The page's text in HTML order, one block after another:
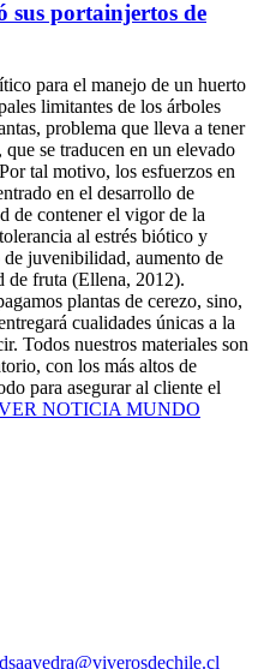
sus portainjertos de
para el manejo de un huerto
limitantes de los árboles
problema que lleva a tener
se traducen en un elevado
tal motivo, los esfuerzos en
en el desarrollo de
de contener el vigor de la
al estrés biótico y
juvenibilidad, aumento de
de fruta (Ellena, 2012).
plantas de cerezo, sino,
cualidades únicas a la
Todos nuestros materiales son
con los más altos de
para asegurar al cliente el
NOTICIA MUNDO
dsaavedra@viverosdechile.cl